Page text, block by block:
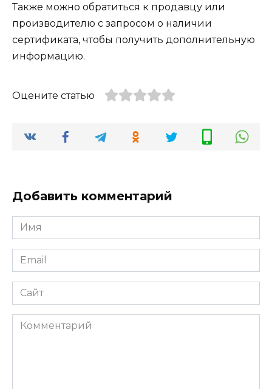
Также можно обратиться к продавцу или
производителю с запросом о наличии
сертификата, чтобы получить дополнительную
информацию.
Оцените статью
Добавить комментарий
Имя
*
Email
*
Сайт
Комментарий